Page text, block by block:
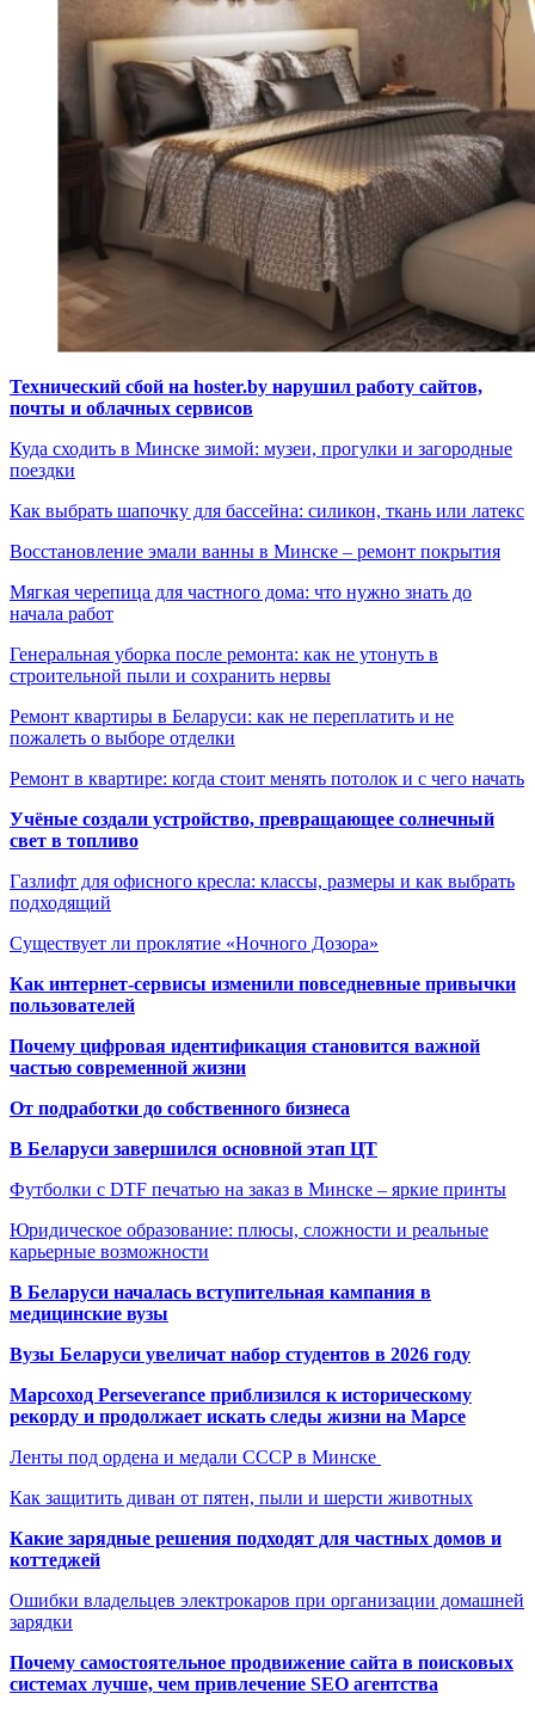
Технический сбой на hoster.by нарушил работу сайтов,
почты и облачных сервисов
Куда сходить в Минске зимой: музеи, прогулки и загородные
поездки
Как выбрать шапочку для бассейна: силикон, ткань или латекс
Восстановление эмали ванны в Минске – ремонт покрытия
Мягкая черепица для частного дома: что нужно знать до
начала работ
Генеральная уборка после ремонта: как не утонуть в
строительной пыли и сохранить нервы
Ремонт квартиры в Беларуси: как не переплатить и не
пожалеть о выборе отделки
Ремонт в квартире: когда стоит менять потолок и с чего начать
Учёные создали устройство, превращающее солнечный
свет в топливо
Газлифт для офисного кресла: классы, размеры и как выбрать
подходящий
Существует ли проклятие «Ночного Дозора»
Как интернет-сервисы изменили повседневные привычки
пользователей
Почему цифровая идентификация становится важной
частью современной жизни
От подработки до собственного бизнеса
В Беларуси завершился основной этап ЦТ
Футболки с DTF печатью на заказ в Минске – яркие принты
Юридическое образование: плюсы, сложности и реальные
карьерные возможности
В Беларуси началась вступительная кампания в
медицинские вузы
Вузы Беларуси увеличат набор студентов в 2026 году
Марсоход Perseverance приблизился к историческому
рекорду и продолжает искать следы жизни на Марсе
Ленты под ордена и медали СССР в Минске
Как защитить диван от пятен, пыли и шерсти животных
Какие зарядные решения подходят для частных домов и
коттеджей
Ошибки владельцев электрокаров при организации домашней
зарядки
Почему самостоятельное продвижение сайта в поисковых
системах лучше, чем привлечение SEO агентства